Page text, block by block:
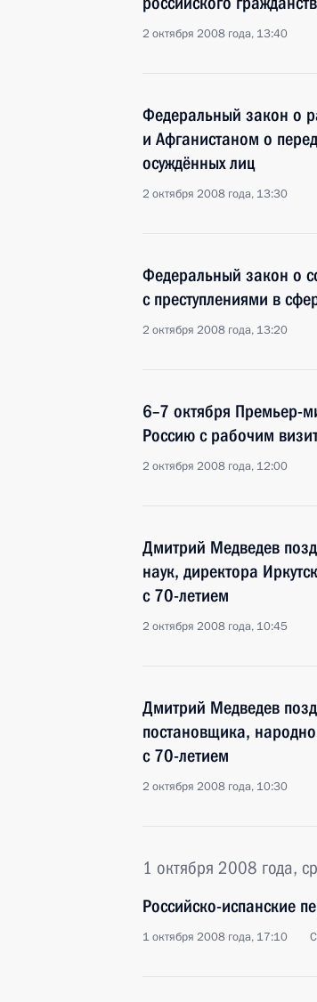
2 октября 2008 года, 13:40
Федеральный закон о
и Афганистаном о
осуждённых лиц
2 октября 2008 года, 13:30
Федеральный закон о
с преступлениями в
2 октября 2008 года, 13:20
6–7 октября Премьер-
Россию с рабочим
2 октября 2008 года, 12:00
Дмитрий Медведев
наук, директора
с 70-летием
2 октября 2008 года, 10:45
Дмитрий Медведев
постановщика,
с 70-летием
2 октября 2008 года, 10:30
1 октября 2008 года,
Российско-испанские
1 октября 2008 года, 17:10